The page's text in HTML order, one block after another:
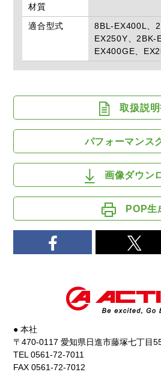
材質
適合型式
8BL-EX400L、
EX250Y、2BK-
EX400GE、
取扱説
パフォーマンス
画像ダウン
POP生
● 本社
〒470-0117 愛知県日進市藤塚七丁目
TEL 0561-72-7011
FAX 0561-72-7012